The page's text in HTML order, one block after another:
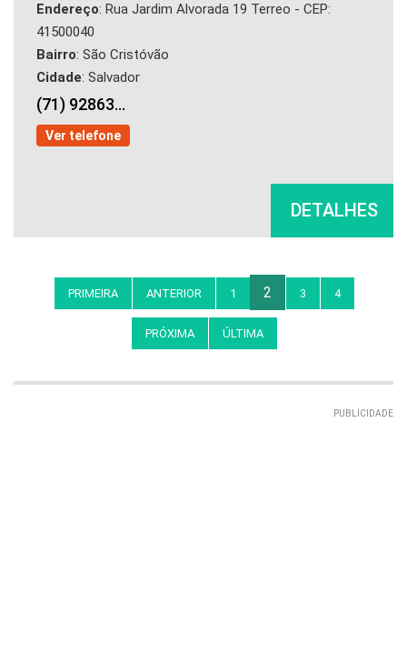
Endereço: Rua Jardim Alvorada 19 Terreo - CEP:
41500040
Bairro: São Cristóvão
Cidade: Salvador
(71) 92863...
Ver telefone
DETALHES
PRIMEIRA ANTERIOR 1 2 3 4
PRÓXIMA ÚLTIMA
PUBLICIDADE